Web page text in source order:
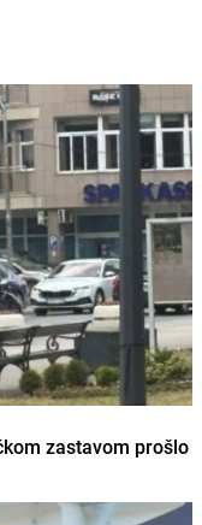
zastavom prošlo